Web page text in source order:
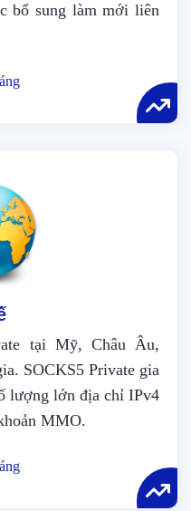
bổ sung làm mới liên
tại Mỹ, Châu Âu,
SOCKS5 Private gia
lượng lớn địa chỉ IPv4
MMO.